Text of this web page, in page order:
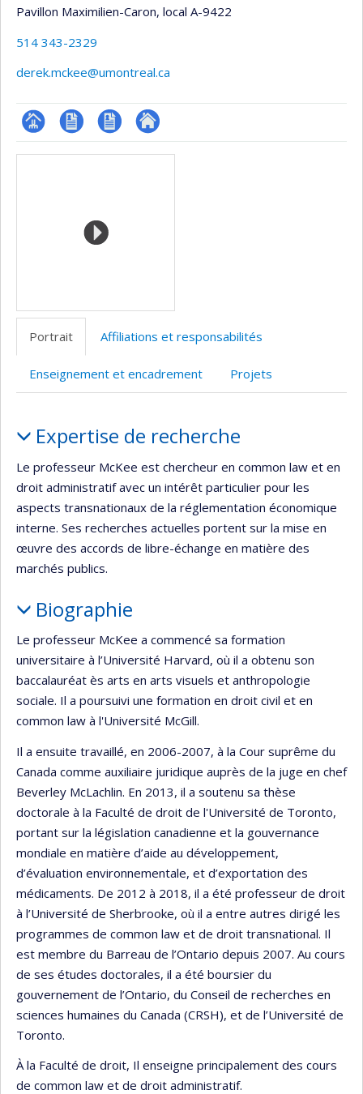
Pavillon Maximilien-Caron, local A-9422
514 343-2329
derek.mckee@umontreal.ca
Page CV
CV
Autre
Médias
Portrait Affiliations et responsabilités
Enseignement et encadrement Projets
Expertise de recherche
Le professeur McKee est chercheur en common law et en
droit administratif avec un intérêt particulier pour les
aspects transnationaux de la réglementation économique
interne. Ses recherches actuelles portent sur la mise en
œuvre des accords de libre-échange en matière des
marchés publics.
Biographie
Le professeur McKee a commencé sa formation
universitaire à l’Université Harvard, où il a obtenu son
baccalauréat ès arts en arts visuels et anthropologie
sociale. Il a poursuivi une formation en droit civil et en
common law à l'Université McGill.
Il a ensuite travaillé, en 2006-2007, à la Cour suprême du
Canada comme auxiliaire juridique auprès de la juge en chef
Beverley McLachlin. En 2013, il a soutenu sa thèse
doctorale à la Faculté de droit de l'Université de Toronto,
portant sur la législation canadienne et la gouvernance
mondiale en matière d’aide au développement,
d’évaluation environnementale, et d’exportation des
médicaments. De 2012 à 2018, il a été professeur de droit
à l’Université de Sherbrooke, où il a entre autres dirigé les
programmes de common law et de droit transnational. Il
est membre du Barreau de l’Ontario depuis 2007. Au cours
de ses études doctorales, il a été boursier du
gouvernement de l’Ontario, du Conseil de recherches en
sciences humaines du Canada (CRSH), et de l’Université de
Toronto.
À la Faculté de droit, Il enseigne principalement des cours
de common law et de droit administratif.